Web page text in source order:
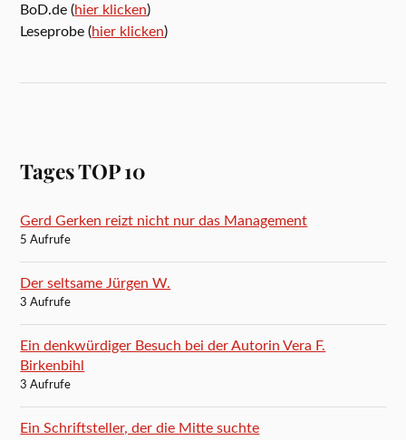
BoD.de (hier klicken)
Leseprobe (hier klicken)
Tages TOP 10
Gerd Gerken reizt nicht nur das Management
5 Aufrufe
Der seltsame Jürgen W.
3 Aufrufe
Ein denkwürdiger Besuch bei der Autorin Vera F.
Birkenbihl
3 Aufrufe
Ein Schriftsteller, der die Mitte suchte